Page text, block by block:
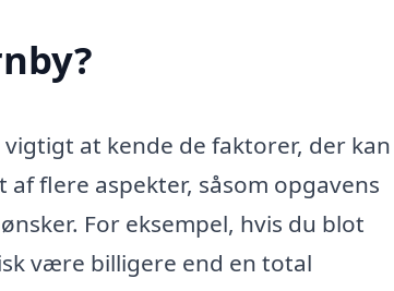
at kende de faktorer, der kan
flere aspekter, såsom opgavens
For eksempel, hvis du blot
være billigere end en total